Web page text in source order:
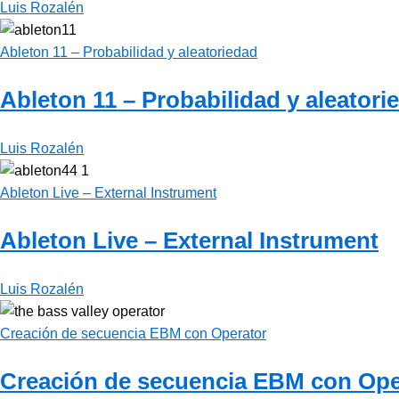
Luis Rozalén
Ableton 11 – Probabilidad y aleatoriedad
Ableton 11 – Probabilidad y
Luis Rozalén
Ableton Live – External Instrument
Ableton Live – External Instrument
Luis Rozalén
Creación de secuencia EBM con Operator
Creación de secuencia EBM con